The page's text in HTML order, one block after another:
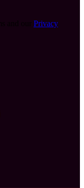
Privacy